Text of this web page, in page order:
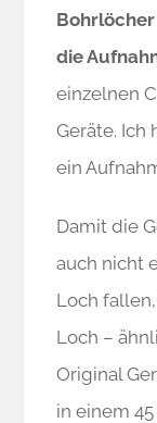
die
einzelnen
Geräte. Ich
ein
Damit die
auch nicht
Loch
Loch –
Original
in einem